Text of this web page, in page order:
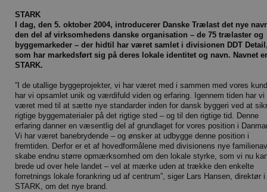
STARK
I dag, den 5. oktober 2004, introducerer Danske Trælast det nye
den del af virksomhedens danske organisation – de 75 trælaster og
byggemarkeder – der hidtil har været samlet i divisionen DDT
som har markedsført sig på deres lokale identitet og navn. Navnet er
STARK.
”I de utallige byggeprojekter, vi har været med i sammen med vores
har vi opsamlet unik og værdifuld viden og erfaring. Igennem tiden har vi
været med til at sætte nye standarder inden for dansk byggeri ved at
rigtige byggematerialer på det rigtige sted – og til den rigtige tid. Denne
erfaring danner en væsentlig del af grundlaget for vores position i
Vi har været banebrydende – og ønsker at udbygge denne position i
fremtiden. Derfor er et af hovedformålene med divisionens nye
skabe endnu større opmærksomhed om den lokale styrke, som vi nu
brede ud over hele landet – vel at mærke uden at trække den enkelte
forretnings lokale forankring ud af centrum”, siger Lars Hansen, direktør i
STARK, om det nye brand.